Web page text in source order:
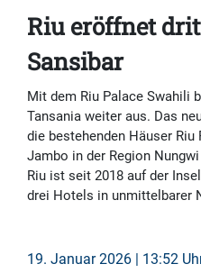
Riu eröffnet
Sansibar
Mit dem Riu Palace Swahili
Tansania weiter aus. Das
die bestehenden Häuser Riu
Jambo in der Region
Riu ist seit 2018 auf der
drei Hotels in unmittelbarer
19. Januar 2026 | 13:52